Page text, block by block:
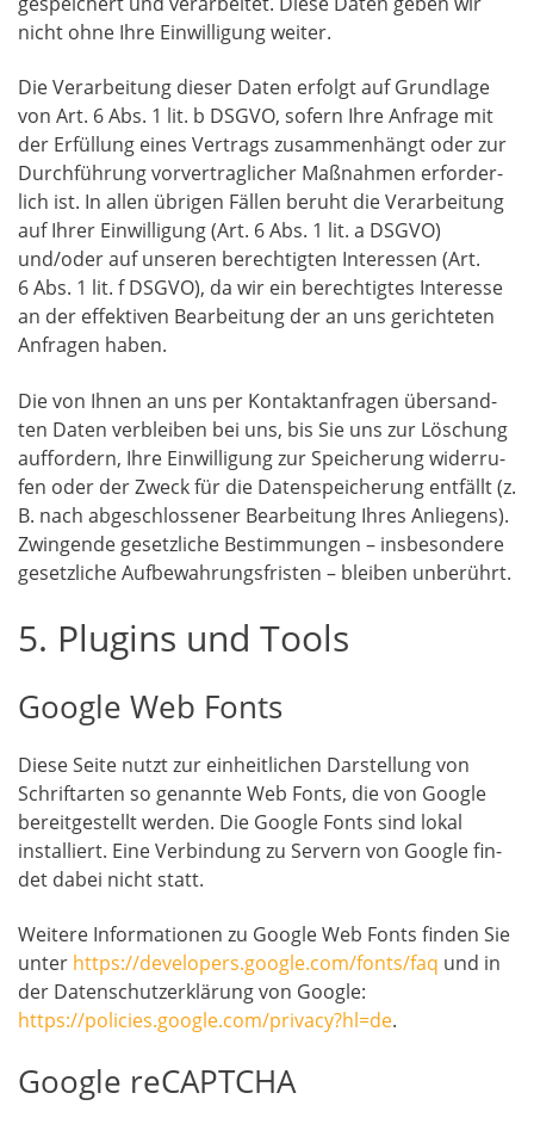
nicht ohne Ihre Ein­wil­li­gung weiter.
Die Ver­ar­bei­tung die­ser Daten erfolgt auf Grund­la­ge
von Art. 6 Abs. 1 lit. b DSGVO, sofern Ihre Anfra­ge mit
der Erfül­lung eines Ver­trags zusam­men­hängt oder zur
Durch­füh­rung vor­ver­trag­li­cher Maß­nah­men erfor­der­
lich ist. In allen übri­gen Fäl­len beruht die Ver­ar­bei­tung
auf Ihrer Ein­wil­li­gung (Art. 6 Abs. 1 lit. a DSGVO)
und/oder auf unse­ren berech­tig­ten Inter­es­sen (Art.
6 Abs. 1 lit. f DSGVO), da wir ein berech­tig­tes Inter­es­se
an der effek­ti­ven Bear­bei­tung der an uns gerich­te­ten
Anfra­gen haben.
Die von Ihnen an uns per Kon­takt­an­fra­gen über­sand­
ten Daten ver­blei­ben bei uns, bis Sie uns zur Löschung
auf­for­dern, Ihre Ein­wil­li­gung zur Spei­che­rung wider­ru­
fen oder der Zweck für die Daten­spei­che­rung ent­fällt (z.
B. nach abge­schlos­se­ner Bear­bei­tung Ihres Anlie­gens).
Zwin­gen­de gesetz­li­che Bestim­mun­gen – ins­be­son­de­re
gesetz­li­che Auf­be­wah­rungs­fris­ten – blei­ben unberührt.
5. Plugins und Tools
Google Web Fonts
Die­se Sei­te nutzt zur ein­heit­li­chen Dar­stel­lung von
Schrift­ar­ten so genann­te Web Fonts, die von Goog­le
bereit­ge­stellt wer­den. Die Goog­le Fonts sind lokal
instal­liert. Eine Ver­bin­dung zu Ser­vern von Goog­le fin­
det dabei nicht statt.
Wei­te­re Infor­ma­tio­nen zu Goog­le Web Fonts fin­den Sie
unter https://developers.google.com/fonts/faq und in
der Daten­schutz­er­klä­rung von Goog­le:
https://policies.google.com/privacy?hl=de.
Google reCAPTCHA